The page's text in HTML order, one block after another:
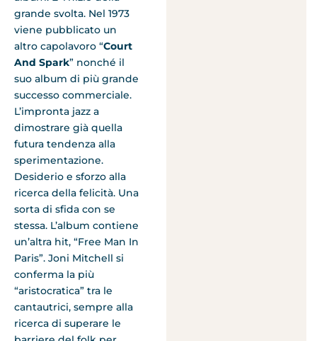
grande svolta. Nel 1973
viene pubblicato un
altro capolavoro “Court
And Spark” nonché il
suo album di più grande
successo commerciale.
L’impronta jazz a
dimostrare già quella
futura tendenza alla
sperimentazione.
Desiderio e sforzo alla
ricerca della felicità. Una
sorta di sfida con se
stessa. L’album contiene
un’altra hit, “Free Man In
Paris”. Joni Mitchell si
conferma la più
“aristocratica” tra le
cantautrici, sempre alla
ricerca di superare le